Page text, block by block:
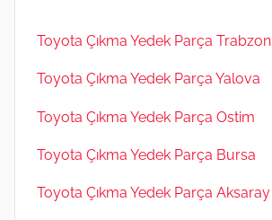
Toyota Çıkma Yedek Parça Trabzon
Toyota Çıkma Yedek Parça Yalova
Toyota Çıkma Yedek Parça Ostim
Toyota Çıkma Yedek Parça Bursa
Toyota Çıkma Yedek Parça Aksaray